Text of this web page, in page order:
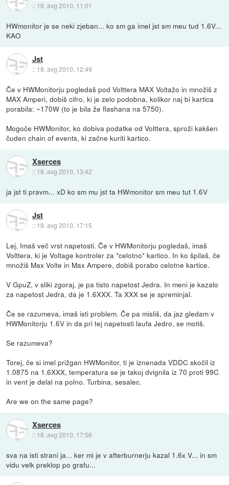
:: 18. avg 2010, 11:01
HWmonitor je se neki zjeban... ko sm ga imel jst sm meu tud 1.6V...
KAO
Jst
:: 18. avg 2010, 12:49
Če v HWMonitorju pogledaš pod Volttera MAX Voltažo in množiš z
MAX Amperi, dobiš cifro, ki je zelo podobna, kolikor naj bi kartica
porabila: ~170W (to je bila že flashana na 5750).
Mogoče HWMonitor, ko dobiva podatke od Volttera, sproži kakšen
čuden chain of events, ki začne kuriti kartico.
Xserces
:: 18. avg 2010, 13:42
ja jst ti pravm... xD ko sm mu jst ta HWmonitor sm meu tut 1.6V
Jst
:: 18. avg 2010, 17:15
Lej, Imaš več vrst napetosti. Če v HWMonitorju pogledaš, imaš
Volttera, ki je Voltage kontroler za *celotno* kartico. In ko špilaš, če
množiš Max Volte in Max Ampere, dobiš porabo celotne kartice.
V GpuZ, v sliki zgoraj, je pa tisto napetost Jedra. In meni je kazalo
za napetost Jedra, da je 1.6XXX. Ta XXX se je spreminjal.
Če se razumeva, imaš isti problem. Če pa misliš, da jaz gledam v
HWMonitorju 1.6V in da pri tej napetosti laufa Jedro, se motiš.
Se razumeva?
Torej, če si imel prižgan HWMonitor, ti je iznenada VDDC skočil iz
1.0875 na 1.6XXX, temperatura se je takoj dvignila iz 70 proti 99C
in vent je delal na polno. Turbina, sesalec.
Are we on the same page?
Xserces
:: 18. avg 2010, 17:56
sva na isti strani ja... ker mi je v afterburnerju kazal 1.6x V... in sm
vidu velk preklop po grafu...